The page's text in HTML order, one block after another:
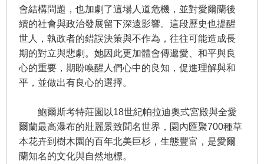
會結構問題，也加劇了這場人道危機，並對愛爾蘭後
續的社會與政治發展留下深遠影響。這段歷史也提醒
世人，執政者的錯誤決策與不作為，往往可能造成長
期的對立與悲劇。她因此更加體會傳遞愛、和平與良
心的重要，期盼喚醒人們心中的良知，促進理解與和
平，並做出有良心的選擇。
鮑爾斯考特莊園以18世紀帕拉迪奧式宮殿與全愛
爾蘭最高瀑布的壯麗景致聞名世界，園內匯聚700種草
本花卉到樹木園的百年北美巨杉，生態豐富，是愛爾
蘭知名的文化與自然地標。